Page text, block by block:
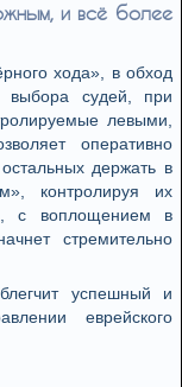
и всё более
хода», в обход
выбора судей, при
левыми,
оперативно
держать в
контролируя их
с воплощением в
стремительно
успешный и
еврейского